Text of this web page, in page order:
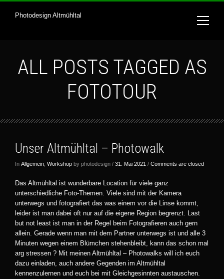
Photodesign Altmühltal
ALL POSTS TAGGED AS
FOTOTOUR
Unser Altmühltal – Photowalk
In Allgemein Workshop by photodesign / 31. Mai 2021 / Comments are closed
Das Altmühltal ist wunderbare Location für viele ganz
unterschiedliche Foto-Themen. Viele sind mit der Kamera
unterwegs und fotografiert das was einem vor die Linse kommt,
leider ist man dabei oft nur auf die eigene Region begrenzt. Last
but not least ist man in der Regel beim Fotografieren auch gern
allein. Gerade wenn man mit dem Partner unterwegs ist und alle 3
Minuten wegen einem Blümchen stehenbleibt, kann das schon mal
arg stressen ? Mit meinen Altmühltal – Photowalks will ich euch
dazu einladen, auch andere Gegenden im Altmühltal
kennenzulernen und euch bei mit Gleichgesinnten austauschen.